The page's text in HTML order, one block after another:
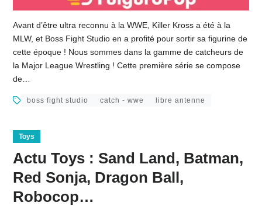
Avant d’être ultra reconnu à la WWE, Killer Kross a été à la
MLW, et Boss Fight Studio en a profité pour sortir sa figurine de
cette époque ! Nous sommes dans la gamme de catcheurs de
la Major League Wrestling ! Cette première série se compose
de…
boss fight studio catch - wwe libre antenne
Toys
Actu Toys : Sand Land, Batman,
Red Sonja, Dragon Ball,
Robocop…